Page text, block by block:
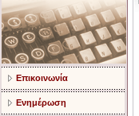
Επικοινωνία
Ενημέρωση